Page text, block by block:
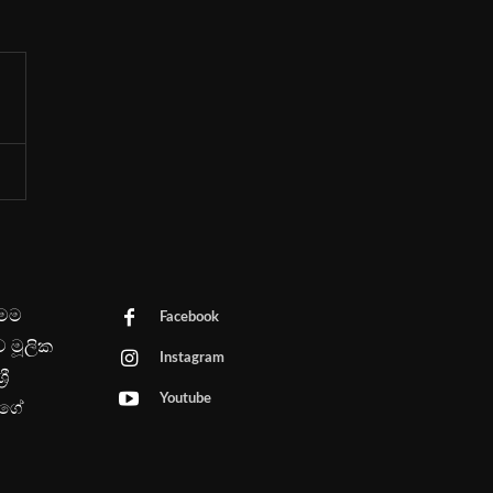
මූලික
Facebook
Instagram
Youtube